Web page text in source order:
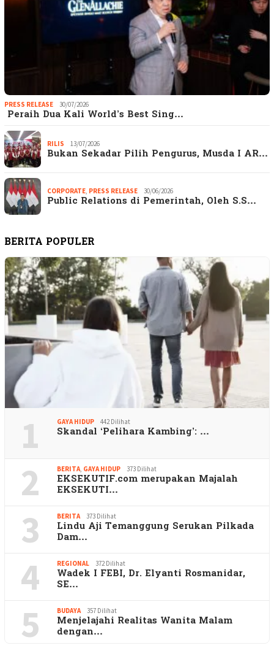
PRESS RELEASE 30/07/2026
Peraih Dua Kali World’s Best Sing…
RILIS 13/07/2026
Bukan Sekadar Pilih Pengurus, Musda I AR…
CORPORATE, PRESS RELEASE 30/06/2026
Public Relations di Pemerintah, Oleh S.S…
BERITA POPULER
1 GAYA HIDUP 442 Dilihat
Skandal ‘Pelihara Kambing’: …
2 BERITA, GAYA HIDUP 373 Dilihat
EKSEKUTIF.com merupakan Majalah
EKSEKUTI…
3 BERITA 373 Dilihat
Lindu Aji Temanggung Serukan Pilkada
Dam…
4 REGIONAL 372 Dilihat
Wadek I FEBI, Dr. Elyanti Rosmanidar,
SE…
5 BUDAYA 357 Dilihat
Menjelajahi Realitas Wanita Malam
dengan…